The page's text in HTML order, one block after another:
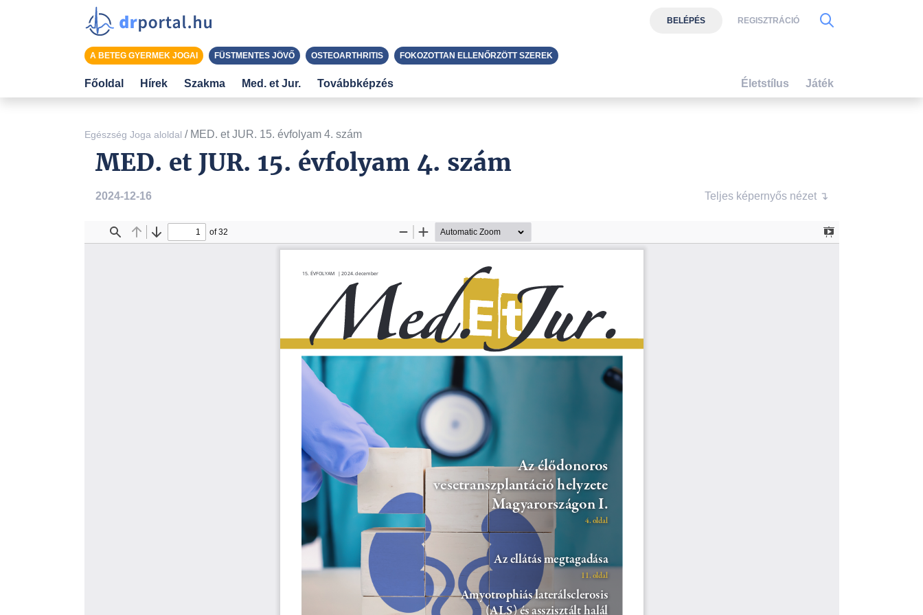
Egészség Joga aloldal / MED. et JUR. 15. évfolyam 4. szám
MED. et JUR. 15. évfolyam 4. szám
2024-12-16 Teljes képernyős nézet ↴
BELÉPÉS REGISZTRÁCIÓ
A BETEG GYERMEK JOGAI FÜSTMENTES JÖVŐ OSTEOARTHRITIS FOKOZOTTAN ELLENŐRZÖTT SZEREK
Főoldal Hírek Szakma Med. et Jur. Továbbképzés Életstílus Játék